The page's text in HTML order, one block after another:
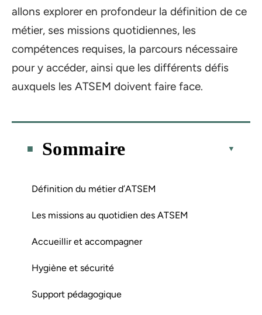
allons explorer en profondeur la définition de ce
métier, ses missions quotidiennes, les
compétences requises, la parcours nécessaire
pour y accéder, ainsi que les différents défis
auxquels les ATSEM doivent faire face.
Sommaire
Définition du métier d’ATSEM
Les missions au quotidien des ATSEM
Accueillir et accompagner
Hygiène et sécurité
Support pédagogique